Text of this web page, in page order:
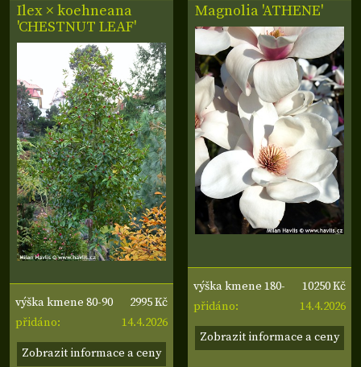
Ilex × koehneana
'CHESTNUT LEAF'
výška kmene 80-90
cm, šířka koruny
50-60 cm
2995 Kč
přidáno:
14.4.2026
Zobrazit informace a ceny
Magnolia 'ATHENE'
výška kmene 180-
190 cm, obvod
kmene 10-12 cm
10250 Kč
přidáno:
14.4.2026
Zobrazit informace a ceny